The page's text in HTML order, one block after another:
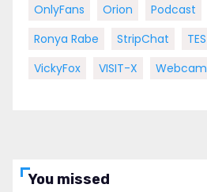
OnlyFans
Orion Podcast
Ronya Rabe
StripChat TES
VickyFox
VISIT-X Webcam
You missed